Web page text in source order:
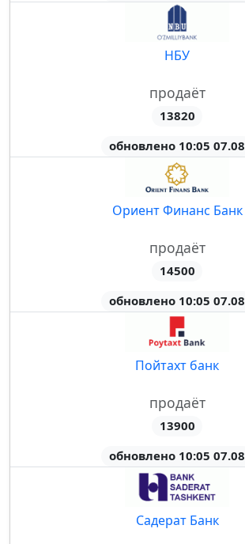
НБУ
продаёт
13820
обновлено 10:05 07.08
Ориент Финанс Банк
продаёт
14500
обновлено 10:05 07.08
Пойтахт банк
продаёт
13900
обновлено 10:05 07.08
Садерат Банк